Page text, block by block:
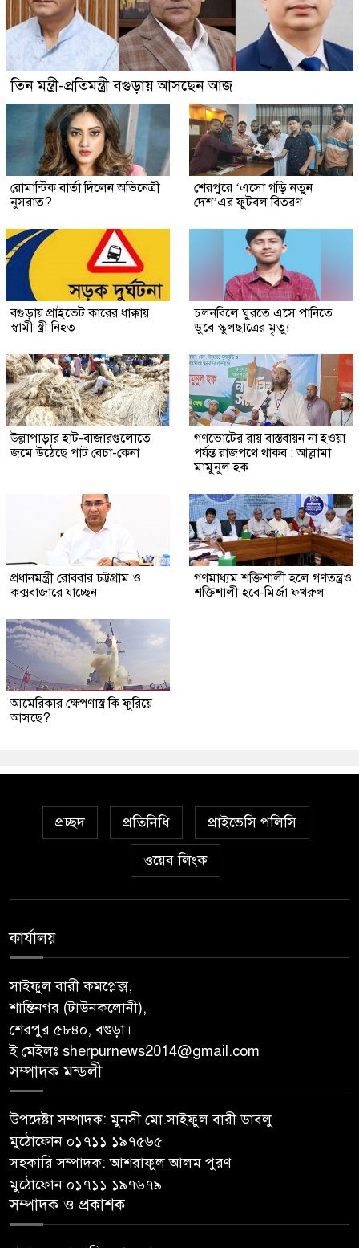
তিন মন্ত্রী-প্রতিমন্ত্রী বগুড়ায় আসছেন আজ
রোমান্টিক বার্তা দিলেন অভিনেত্রী
নুসরাত?
শেরপুরে ‘এসো গড়ি নতুন
দেশ’এর ফুটবল বিতরণ
বগুড়ায় প্রাইভেট কারের ধাক্কায়
স্বামী স্ত্রী নিহত
চলনবিলে ঘুরতে এসে পানিতে
ডুবে স্কুলছাত্রের মৃত্যু
উল্লাপাড়ার হাট-বাজারগুলোতে
জমে উঠেছে পাট বেচা-কেনা
গণভোটের রায় বাস্তবায়ন না হওয়া
পর্যন্ত রাজপথে থাকব : আল্লামা
মামুনুল হক
প্রধানমন্ত্রী রোববার চট্টগ্রাম ও
কক্সবাজারে যাচ্ছেন
গণমাধ্যম শক্তিশালী হলে গণতন্ত্রও
শক্তিশালী হবে-মির্জা ফখরুল
আমেরিকার ক্ষেপণাস্ত্র কি ফুরিয়ে
আসছে?
প্রচ্ছদ প্রতিনিধি প্রাইভেসি পলিসি
ওয়েব লিংক
কার্যালয়
সাইফুল বারী কমপ্লেক্স,
শান্তিনগর (টাউনকলোনী),
শেরপুর ৫৮৪০, বগুড়া।
ই মেইলঃ sherpurnews2014@gmail.com
সম্পাদক মন্ডলী
উপদেষ্টা সম্পাদক: মুনসী মো.সাইফুল বারী ডাবলু
মুঠোফোন ০১৭১১ ১৯৭৫৬৫
সহকারি সম্পাদক: আশরাফুল আলম পুরণ
মুঠোফোন ০১৭১১ ১৯৭৬৭৯
সম্পাদক ও প্রকাশক